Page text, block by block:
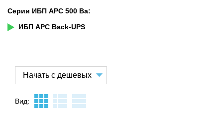
Серии ИБП APC 500 Ва:
ИБП APC Back-UPS
Вид: